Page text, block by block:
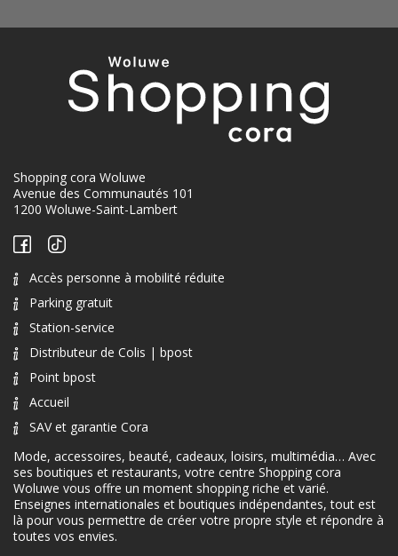
Shopping cora Woluwe
Avenue des Communautés 101
1200 Woluwe-Saint-Lambert
Accès personne à mobilité réduite
Parking gratuit
Station-service
Distributeur de Colis | bpost
Point bpost
Accueil
SAV et garantie Cora
Mode, accessoires, beauté, cadeaux, loisirs, multimédia… Avec
ses boutiques et restaurants, votre centre Shopping cora
Woluwe vous offre un moment shopping riche et varié.
Enseignes internationales et boutiques indépendantes, tout est
là pour vous permettre de créer votre propre style et répondre à
toutes vos envies.